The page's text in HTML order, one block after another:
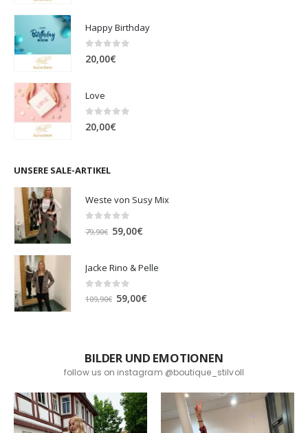
Happy Birthday
0 out of 5
20,00€
Love
0 out of 5
20,00€
UNSERE SALE-ARTIKEL
Weste von Susy Mix
out of 5
79,90€ Ursprünglicher
79,90€
59,00€
59,00€.
Jacke Rino & Pelle
out of 5
109,90€ Ursprünglicher
59,00€
BILDER UND EMOTIONEN
follow us on instagram @boutique_stilvoll